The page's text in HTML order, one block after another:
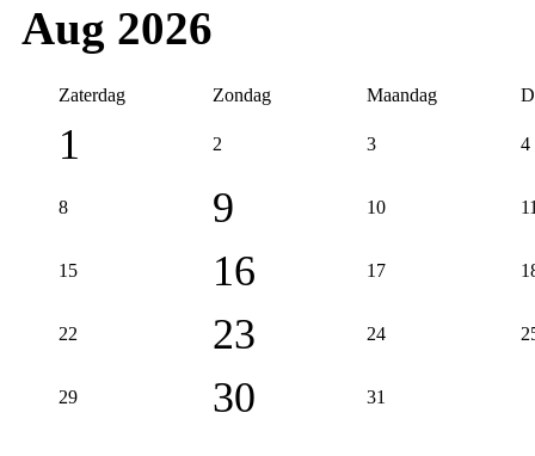
Aug 2026
Zaterdag Zondag Maandag
1 2 3 4
8 9 10
15 16 17
22 23 24
29 30 31